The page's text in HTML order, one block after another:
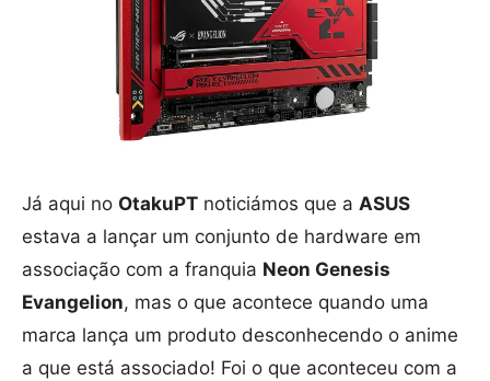
Já aqui no OtakuPT noticiámos que a ASUS
estava a lançar um conjunto de hardware em
associação com a franquia Neon Genesis
Evangelion, mas o que acontece quando uma
marca lança um produto desconhecendo o anime
a que está associado! Foi o que aconteceu com a